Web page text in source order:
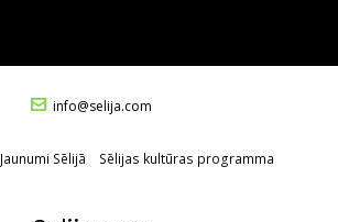
info@selija.com
Jaunumi Sēlijā Sēlijas kultūras programma